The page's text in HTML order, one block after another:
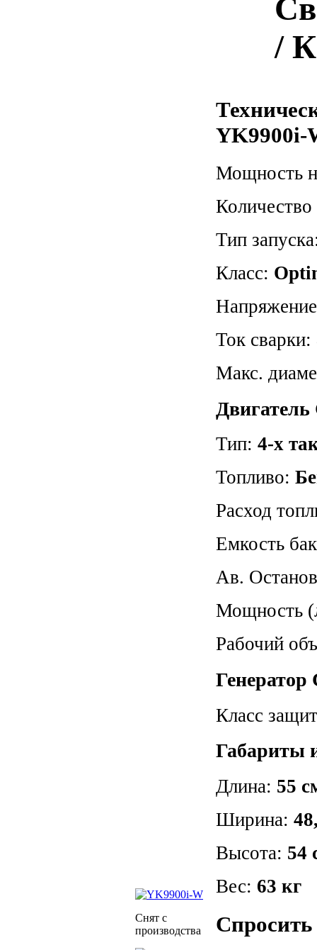
/
Снят с
производства
YK9900i-
Мощность
Тип
Класс:
Ток сварки:
Макс.
Тип: 4-х
Топливо:
Расход
Емкость
Ав.
Мощность
Рабочий
Класс
Габариты
Длина: 55
Ширина:
Высота: 54
Вес: 63 кг
Спросить